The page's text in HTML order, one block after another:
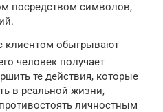
посредством символов,
клиентом обыгрывают
человек получает
те действия, которые
в реальной жизни,
личностным